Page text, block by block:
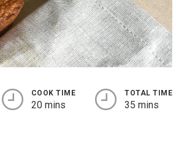
COOK TIME
20 mins
TOTAL TIME
35 mins